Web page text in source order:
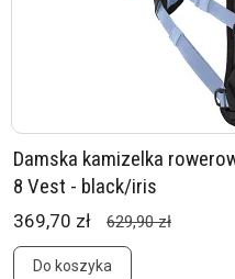
Damska kamizelka
8 Vest - black/iris
369,70 zł 629,90 zł
Do koszyka